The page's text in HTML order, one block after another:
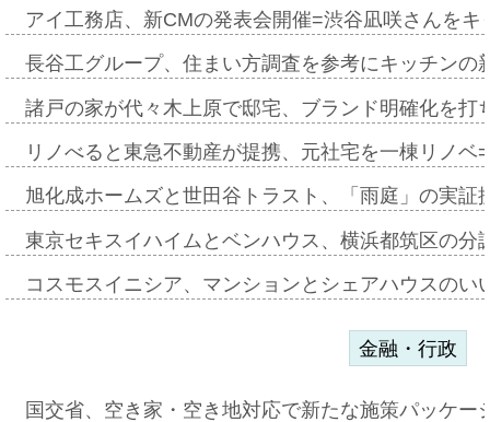
アイ工務店、新CMの発表会開催=渋谷凪咲さんを
長谷工グループ、住まい方調査を参考にキッチン
諸戸の家が代々木上原で邸宅、ブランド明確化を
リノべると東急不動産が提携、元社宅を一棟リノ
旭化成ホームズと世田谷トラスト、「雨庭」の実
東京セキスイハイムとベンハウス、横浜都筑区の
コスモスイニシア、マンションとシェアハウスの
金融・行政
国交省、空き家・空き地対応で新たな施策パッケ